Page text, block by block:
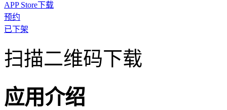
APP Store下载
预约
已下架
扫描二维码下载
应用介绍